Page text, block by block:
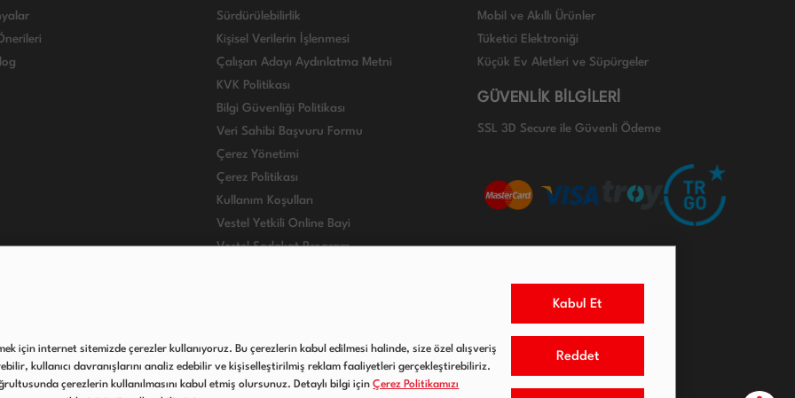
Sürdürülebilirlik
Kişisel Verilerin İşlenmesi
Çalışan Adayı Aydınlatma Metni
KVK Politikası
Bilgi Güvenliği Politikası
Veri Sahibi Başvuru Formu
Çerez Yönetimi
Çerez Politikası
Kullanım Koşulları
Vestel Yetkili Online Bayi
Vestel Sadakat Program
Mobil ve Akıllı Ürünler
Tüketici Elektroniği
Küçük Ev Aletleri ve Süpürgeler
GÜVENLİK BİLGİLERİ
SSL 3D Secure ile Güvenli Ödeme
için internet sitemizde çerezler kullanıyoruz. Bu çerezlerin kabul edilmesi halinde, size özel alışveriş
kullanıcı davranışlarını analiz edebilir ve kişiselleştirilmiş reklam faaliyetleri gerçekleştirebiliriz.
çerezlerin kullanılmasını kabul etmiş olursunuz. Detaylı bilgi içinÇerez Politikamızı
Kabul Et
Reddet